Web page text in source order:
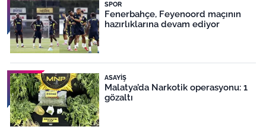
SPOR
Fenerbahçe, Feyenoord maçının
hazırlıklarına devam ediyor
ASAYIŞ
Malatya’da Narkotik operasyonu: 1
gözaltı